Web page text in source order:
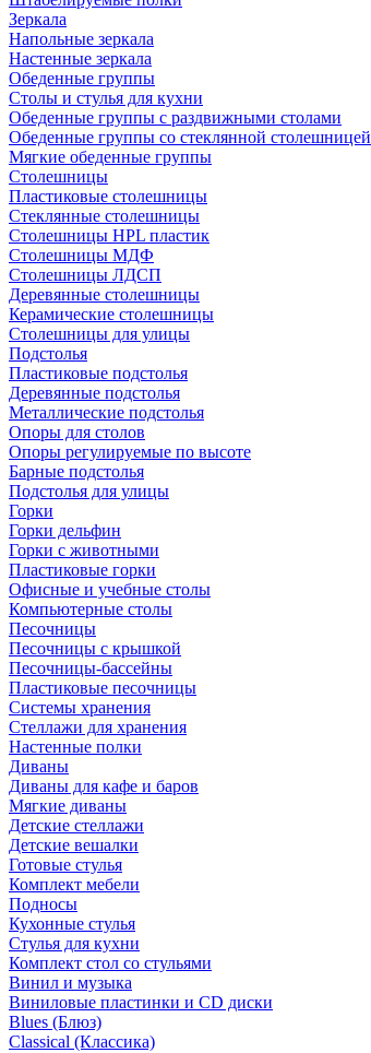
Зеркала
Напольные зеркала
Настенные зеркала
Обеденные группы
Столы и стулья для кухни
Обеденные группы с раздвижными столами
Обеденные группы со стеклянной столешницей
Мягкие обеденные группы
Столешницы
Пластиковые столешницы
Стеклянные столешницы
Столешницы HPL пластик
Столешницы МДФ
Столешницы ЛДСП
Деревянные столешницы
Керамические столешницы
Столешницы для улицы
Подстолья
Пластиковые подстолья
Деревянные подстолья
Металлические подстолья
Опоры для столов
Опоры регулируемые по высоте
Барные подстолья
Подстолья для улицы
Горки
Горки дельфин
Горки с животными
Пластиковые горки
Офисные и учебные столы
Компьютерные столы
Песочницы
Песочницы с крышкой
Песочницы-бассейны
Пластиковые песочницы
Системы хранения
Стеллажи для хранения
Настенные полки
Диваны
Диваны для кафе и баров
Мягкие диваны
Детские стеллажи
Детские вешалки
Готовые стулья
Комплект мебели
Подносы
Кухонные стулья
Стулья для кухни
Комплект стол со стульями
Винил и музыка
Виниловые пластинки и CD диски
Blues (Блюз)
Classical (Классика)